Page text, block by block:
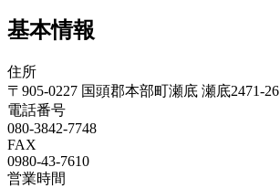
基本情報
住所
〒905-0227 国頭郡本部町瀬底 瀬底2471-26
電話番号
080-3842-7748
FAX
0980-43-7610
営業時間